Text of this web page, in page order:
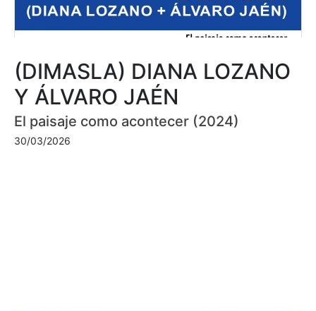
(DIMASLA) DIANA LOZANO
Y ÁLVARO JAÉN
El paisaje como acontecer (2024)
30/03/2026